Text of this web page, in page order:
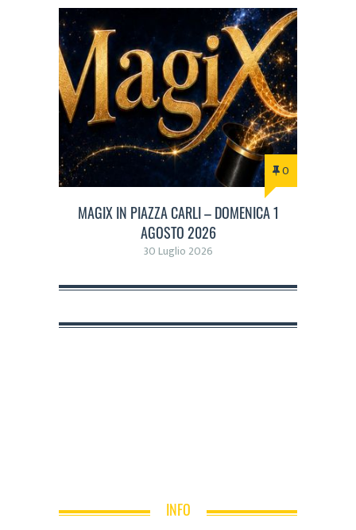
0
MAGIX IN PIAZZA CARLI – DOMENICA 1
AGOSTO 2026
30 Luglio 2026
INFO